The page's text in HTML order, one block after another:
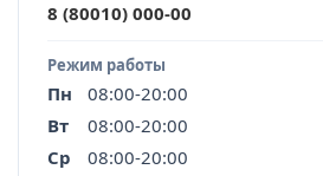
8 (80010) 000-00
Режим работы
Пн
08:00-20:00
Вт
08:00-20:00
Ср
08:00-20:00